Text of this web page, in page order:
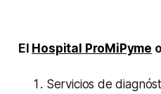
El Hospital ProMiPyme
Servicios de